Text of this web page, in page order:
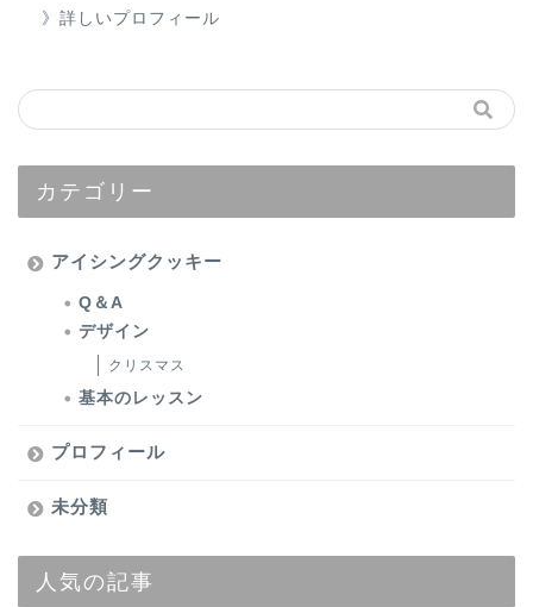
》詳しいプロフィール
カテゴリー
アイシングクッキー
Q＆A
デザイン
クリスマス
基本のレッスン
プロフィール
未分類
人気の記事